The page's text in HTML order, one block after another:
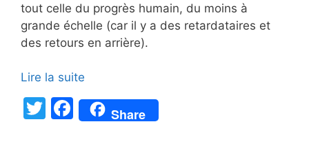
tout celle du progrès humain, du moins à
grande échelle (car il y a des retardataires et
des retours en arrière).
Lire la suite
T
F
a
Share